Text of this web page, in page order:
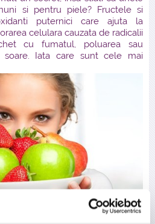
si pentru piele? Fructele si
puternici care ajuta la
celulara cauzata de radicalii
cu fumatul, poluarea sau
Iata care sunt cele mai